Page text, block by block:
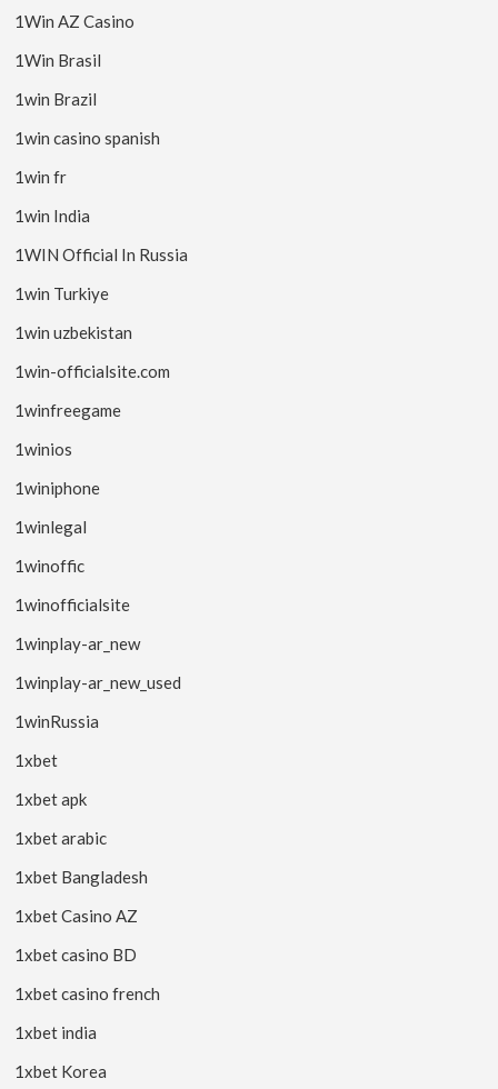
1Win AZ Casino
1Win Brasil
1win Brazil
1win casino spanish
1win fr
1win India
1WIN Official In Russia
1win Turkiye
1win uzbekistan
1win-officialsite.com
1winfreegame
1winios
1winiphone
1winlegal
1winoffic
1winofficialsite
1winplay-ar_new
1winplay-ar_new_used
1winRussia
1xbet
1xbet apk
1xbet arabic
1xbet Bangladesh
1xbet Casino AZ
1xbet casino BD
1xbet casino french
1xbet india
1xbet Korea